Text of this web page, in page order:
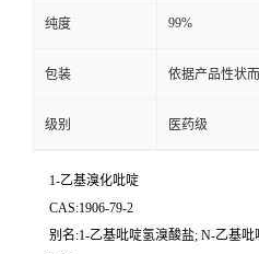
纯度 99%
包装 依据产品性状
级别 医药级
1-乙基溴化吡啶
CAS:1906-79-2
别名:1-乙基吡啶氢溴酸盐; N-乙基